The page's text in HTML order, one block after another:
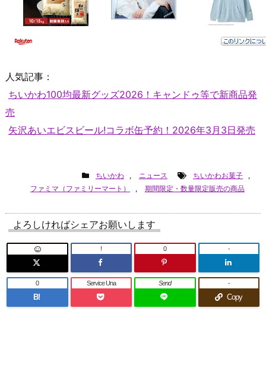
人気記事：
ちいかわ100均最新グッズ2026！キャンドゥ等で新商品発
売
矢沢あいエビスビール!コラボ缶予約！2026年3月3日発売
ちいかわ , ニュース ちいかわお菓子
,
ファミマ（ファミリーマート）
, 期間限定・数量限定販売の商品
よろしければシェアお願いします
! 0 -
B!
0 Service Una Send
Copy
-